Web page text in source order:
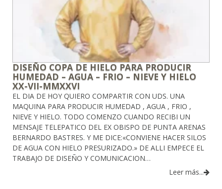
DISEÑO COPA DE HIELO PARA PRODUCIR
HUMEDAD – AGUA – FRIO – NIEVE Y HIELO
XX-VII-MMXXVI
EL DIA DE HOY QUIERO COMPARTIR CON UDS. UNA
MAQUINA PARA PRODUCIR HUMEDAD , AGUA , FRIO ,
NIEVE Y HIELO. TODO COMENZO CUANDO RECIBI UN
MENSAJE TELEPATICO DEL EX OBISPO DE PUNTA ARENAS
BERNARDO BASTRES. Y ME DICE:«CONVIENE HACER SILOS
DE AGUA CON HIELO PRESURIZADO.» DE ALLI EMPECE EL
TRABAJO DE DISEÑO Y COMUNICACION…
Leer más...